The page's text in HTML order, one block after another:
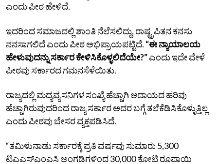
ಎಂದು ಪೀಠ ಹೇಳಿದೆ.
ಇದರಿಂದ ಸಮಾಜದಲ್ಲಿ ಶಾಂತಿ ನೆಲೆಸಲಿದ್ದು, ರಾಷ್ಟ್ರಪಿತನ ಕನಸು
ನನಸಾಗಲಿದೆ ಎಂದು ಪೀಠ ಅಭಿಪ್ರಾಯಪಟ್ಟಿದೆ. “ಈ ನ್ಯಾಯಾಲಯ
ಹೇಳುವುದನ್ನು ಸರ್ಕಾರ ಕೇಳಿಸಿಕೊಳ್ಳಲಿದೆಯೇ?”ಎಂದು ಇದೇ ವೇಳೆ
ಪೀಠವು ಸರ್ಕಾರದ ಗಮನಸೆಳೆಯಿತು.
ರಾಜ್ಯದಲ್ಲಿ ಮದ್ಯವ್ಯಸನಿಗಳ ಸಂಖ್ಯೆ ಹೆಚ್ಚಾಗಿ ಆದಾಯದ ಹರಿವು
ಹೆಚ್ಚಾಗಿರುವುದರಿಂದ ರಾಜ್ಯ ಸರ್ಕಾರ ಅದರ ಬಗ್ಗೆ ತಲೆಕೆಡಿಸಿಕೊಳ್ಳುತ್ತಿಲ್ಲ
ಎಂದು ಪೀಠವು ಬೇಸರ ವ್ಯಕ್ತಪಡಿಸಿದೆ.
“ತಮಿಳುನಾಡು ಸರ್ಕಾರಕ್ಕೆ ಪ್ರತಿ ವರ್ಷವು ಸುಮಾರು 5,300
ಟಿಎಎಸ್‌ಎಂಎಸಿ ಅಂಗಡಿಗಳಿಂದ 30,000 ಕೋಟಿ ರೂಪಾಯಿ